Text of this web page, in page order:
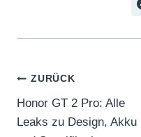
ZURÜCK
Honor GT 2 Pro: Alle
Leaks zu Design, Akku